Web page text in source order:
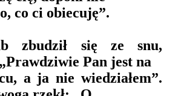
co ci obiecuję”.
zbudził się ze snu,
Pan jest na
a ja nie wiedziałem”.